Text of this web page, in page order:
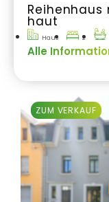
Reihenhaus
haut
Haus 2
Alle
ZUM VERKAUF